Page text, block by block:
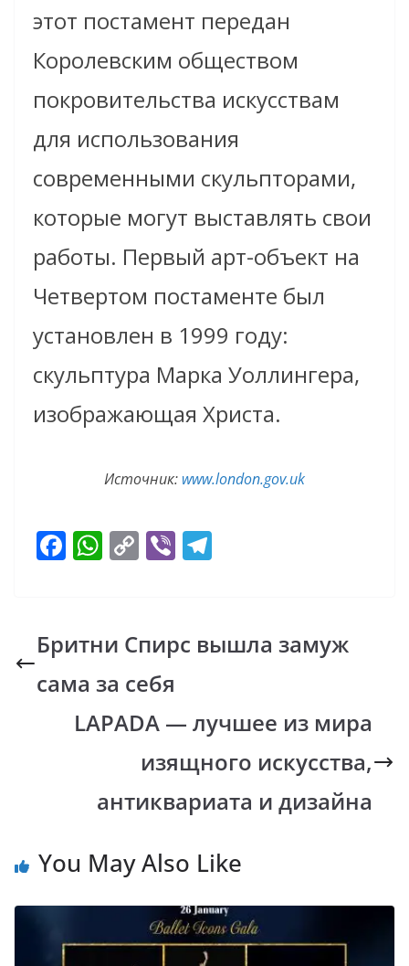
этот постамент передан
Королевским обществом
покровительства искусствам
для использования
современными скульпторами,
которые могут выставлять свои
работы. Первый арт-объект на
Четвертом постаменте был
установлен в 1999 году:
скульптура Марка Уоллингера,
изображающая Христа.
Источник: www.london.gov.uk
F
b
o
o
k
W
s
A
p
p
C
y
Li
n
k
Vi
gr
a
Бритни Спирс вышла замуж
сама за себя
LAPADA — лучшее из мира
изящного искусства,
антиквариата и дизайна
You May Also Like